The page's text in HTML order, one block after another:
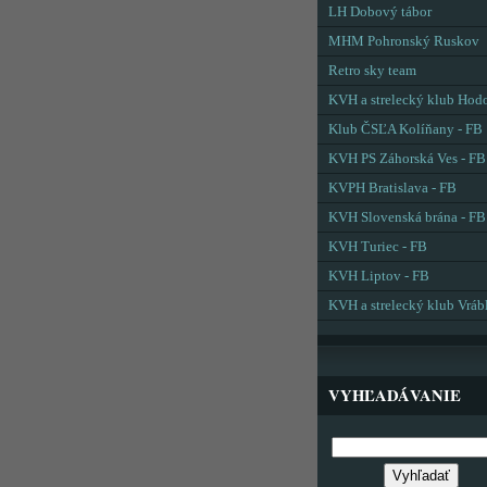
LH Dobový tábor
MHM Pohronský Ruskov
Retro sky team
KVH a strelecký klub
Klub ČSĽA Kolíňany - FB
KVH PS Záhorská Ves - FB
KVPH Bratislava - FB
KVH Slovenská brána - FB
KVH Turiec - FB
KVH Liptov - FB
KVH a strelecký klub
VYHĽADÁVANIE